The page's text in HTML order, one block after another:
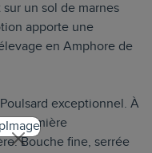
un sol de marnes
apporte une
en Amphore de
exceptionnel. À
lumière
Bouche fine, serrée